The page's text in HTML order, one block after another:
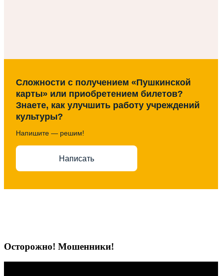
Сложности с получением «Пушкинской
карты» или приобретением билетов?
Знаете, как улучшить работу учреждений
культуры?
Напишите — решим!
Написать
Осторожно! Мошенники!